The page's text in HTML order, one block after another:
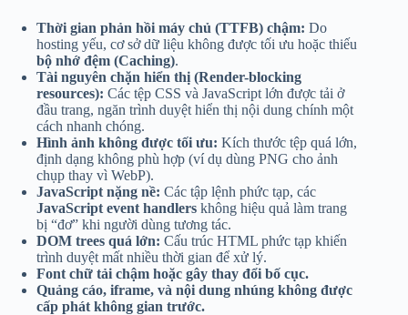
Thời gian phản hồi máy chủ (TTFB) chậm: Do
hosting yếu, cơ sở dữ liệu không được tối ưu hoặc thiếu
bộ nhớ đệm (Caching).
Tài nguyên chặn hiển thị (Render-blocking
resources): Các tệp CSS và JavaScript lớn được tải ở
đầu trang, ngăn trình duyệt hiển thị nội dung chính một
cách nhanh chóng.
Hình ảnh không được tối ưu: Kích thước tệp quá lớn,
định dạng không phù hợp (ví dụ dùng PNG cho ảnh
chụp thay vì WebP).
JavaScript nặng nề: Các tập lệnh phức tạp, các
JavaScript event handlers không hiệu quả làm trang
bị “đơ” khi người dùng tương tác.
DOM trees quá lớn: Cấu trúc HTML phức tạp khiến
trình duyệt mất nhiều thời gian để xử lý.
Font chữ tải chậm hoặc gây thay đổi bố cục.
Quảng cáo, iframe, và nội dung nhúng không được
cấp phát không gian trước.